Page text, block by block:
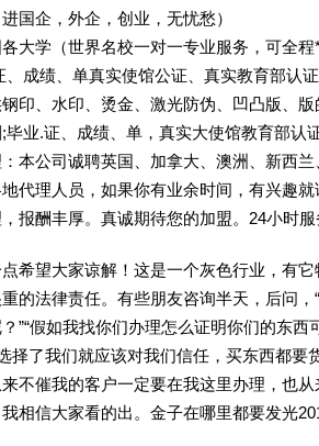
进国企，外企，创业，无忧愁）
大学（世界名校一对一专业服务，可全
成绩、单真实使馆公证、真实教育部认
印、水印、烫金、激光防伪、凹凸版、版
毕业.证、成绩、单，真实大使馆教育部认
本公司诚聘英国、加拿大、澳洲、新西
代理人员，如果你有业余时间，有兴趣就
报酬丰厚。真诚期待您的加盟。24小时服
希望大家谅解！这是一个灰色行业，有
的法律责任。有些朋友咨询半天，后问
”“假如我找你们办理怎么证明你们的东西
择了我们就应该对我们信任，买东西都要
不催我的客户一定要在我这里办理，也
相信大家看的出。金子在哪里都要发光